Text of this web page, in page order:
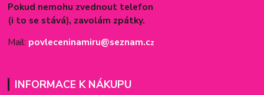
Pokud nemohu zvednout telefon
(i to se stává), zavolám zpátky.
Mail: povleceninamiru@seznam.cz
INFORMACE K NÁKUPU